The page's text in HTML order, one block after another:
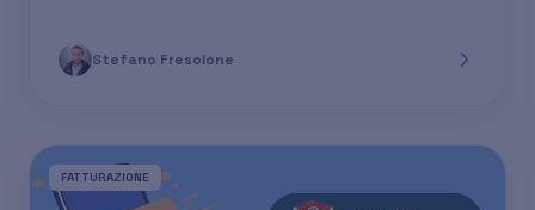
Stefano Fresolone
FATTURAZIONE